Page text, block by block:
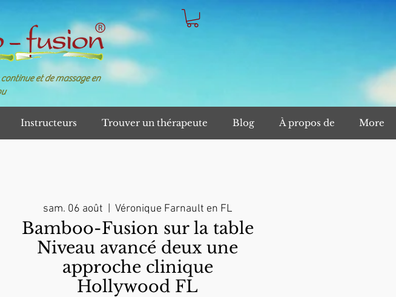
et de massage en
Instructeurs Trouver un thérapeute Blog À propos de More
sam. 06 août Véronique Farnault en FL
Bamboo-Fusion sur la table
Niveau avancé deux une
approche clinique
Hollywood FL